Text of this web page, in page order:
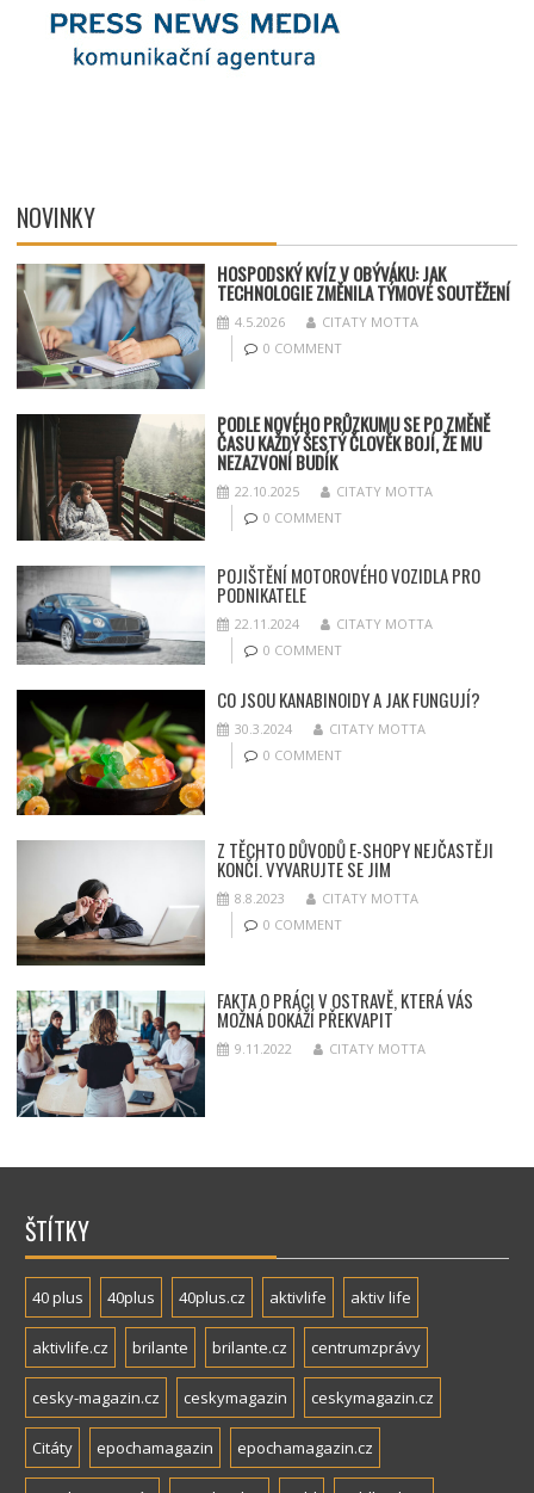
NOVINKY
HOSPODSKÝKVÍZ V OBÝVÁKU: JAK
TECHNOLOGIE ZMĚNILA TÝMOVÉ SOUTĚŽENÍ
4.5.2026
CITATY MOTTA
0 COMMENT
PODLE NOVÉHO PRŮZKUMU SE PO ZMĚNĚ
ČASU KAŽDÝ ŠESTÝ ČLOVĚK BOJÍ, ŽE MU
NEZAZVONÍ BUDÍK
22.10.2025
CITATY MOTTA
0 COMMENT
POJIŠTĚNÍ MOTOROVÉHO VOZIDLA PRO
PODNIKATELE
22.11.2024
CITATY MOTTA
0 COMMENT
CO JSOU KANABINOIDY A JAK FUNGUJÍ?
30.3.2024
CITATY MOTTA
0 COMMENT
Z TĚCHTO DŮVODŮ E-SHOPY NEJČASTĚJI
KONČÍ. VYVARUJTE SE JIM
8.8.2023
CITATY MOTTA
0 COMMENT
FAKTA O PRÁCI V OSTRAVĚ, KTERÁ VÁS
MOŽNÁ DOKÁŽÍ PŘEKVAPIT
9.11.2022 CITATY MOTTA
ŠTÍTKY
40 plus 40plus 40plus.cz aktivlife aktiv life
aktivlife.cz brilante brilante.cz centrumzprávy
cesky-magazin.cz ceskymagazin ceskymagazin.cz
Citáty epochamagazin epochamagazin.cz